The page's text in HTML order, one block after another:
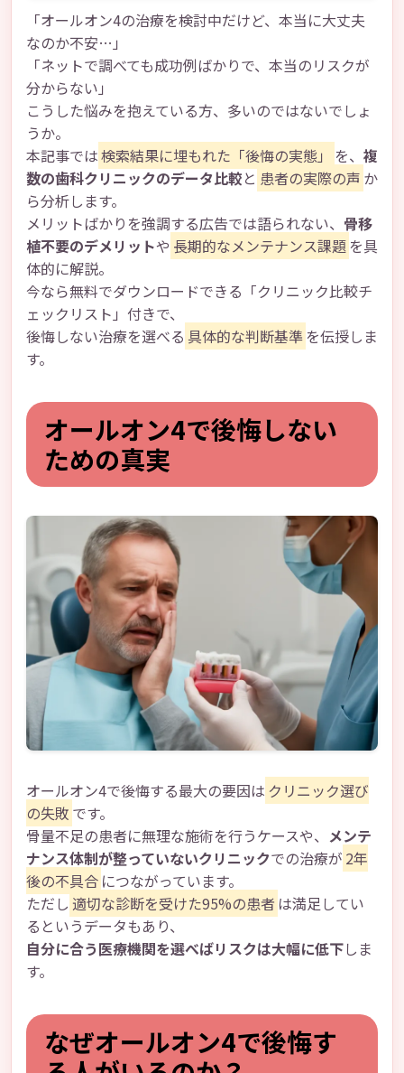
「オールオン4の治療を検討中だけど、本当に大丈夫
なのか不安…」
「ネットで調べても成功例ばかりで、本当のリスクが
分からない」
こうした悩みを抱えている方、多いのではないでしょ
うか。
本記事では検索結果に埋もれた「後悔の実態」 を、 複
数の歯科クリニックのデータ比較と 患者の実際の声 か
ら分析します。
メリットばかりを強調する広告では語られない、 骨移
植不要のデメリットや 長期的なメンテナンス課題 を具
体的に解説。
今なら無料でダウンロードできる「クリニック比較チ
ェックリスト」付きで、
後悔しない治療を選べる 具体的な判断基準 を伝授しま
す。
オールオン4で後悔しない
ための真実
オールオン4で後悔する最大の要因は クリニック選び
の失敗 です。
骨量不足の患者に無理な施術を行うケースや、 メンテ
ナンス体制が整っていないクリニックでの治療が 2年
後の不具合 につながっています。
ただし 適切な診断を受けた95%の患者 は満足してい
るというデータもあり、
自分に合う医療機関を選べばリスクは大幅に低下しま
す。
なぜオールオン4で後悔す